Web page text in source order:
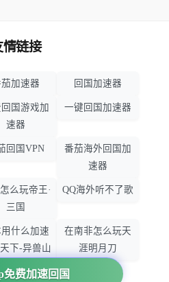
免费加速回国
情链接
加速器 回国加速器
国游戏加
速器
一键回国加速器
回国VPN
番茄海外回国加
速器
么玩帝王·
三国
QQ海外听不了歌
用什么加速
下-异兽山
海
在南非怎么玩天
涯明月刀